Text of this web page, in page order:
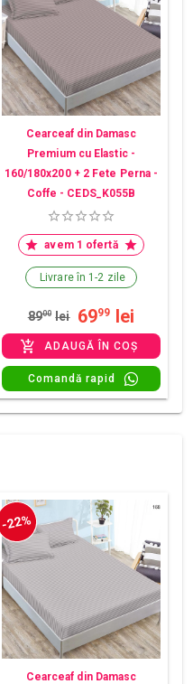
Cearceaf din Damasc
Premium cu Elastic -
160/180x200 + 2 Fete Perna -
Coffe - CEDS_K055B
avem 1 ofertă
Livrare în 1-2 zile
8900 lei 6999 lei
ADAUGĂ ÎN COȘ
Comandă rapid
-22%
Cearceaf din Damasc